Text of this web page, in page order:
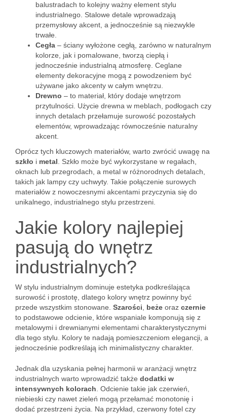
balustradach to kolejny ważny element stylu
industrialnego. Stalowe detale wprowadzają
przemysłowy akcent, a jednocześnie są niezwykle
trwałe.
Cegła – ściany wyłożone cegłą, zarówno w naturalnym
kolorze, jak i pomalowane, tworzą ciepłą i
jednocześnie industrialną atmosferę. Ceglane
elementy dekoracyjne mogą z powodzeniem być
używane jako akcenty w całym wnętrzu.
Drewno – to materiał, który dodaje wnętrzom
przytulności. Użycie drewna w meblach, podłogach czy
innych detalach przełamuje surowość pozostałych
elementów, wprowadzając równocześnie naturalny
akcent.
Oprócz tych kluczowych materiałów, warto zwrócić uwagę na
szkło i metal . Szkło może być wykorzystane w regałach,
oknach lub przegrodach, a metal w różnorodnych detalach,
takich jak lampy czy uchwyty. Takie połączenie surowych
materiałów z nowoczesnymi akcentami przyczynia się do
unikalnego, industrialnego stylu przestrzeni.
Jakie kolory najlepiej
pasują do wnętrz
industrialnych?
W stylu industrialnym dominuje estetyka podkreślająca
surowość i prostotę, dlatego kolory wnętrz powinny być
przede wszystkim stonowane. Szarości beże oraz czernie
to podstawowe odcienie, które wspaniale komponują się z
metalowymi i drewnianymi elementami charakterystycznymi
dla tego stylu. Kolory te nadają pomieszczeniom elegancji, a
jednocześnie podkreślają ich minimalistyczny charakter.
Jednak dla uzyskania pełnej harmonii w aranżacji wnętrz
industrialnych warto wprowadzić także dodatki w
intensywnych kolorach . Odcienie takie jak czerwień,
niebieski czy nawet zieleń mogą przełamać monotonię i
dodać przestrzeni życia. Na przykład, czerwony fotel czy